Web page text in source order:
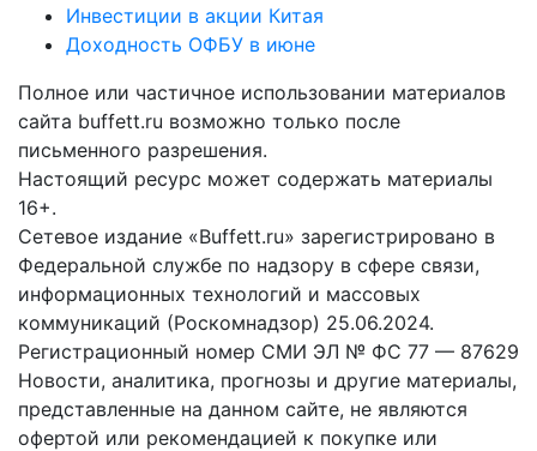
Инвестиции в акции Китая
Доходность ОФБУ в июне
Полное или частичное использовании материалов
сайта buffett.ru возможно только после
письменного разрешения.
Настоящий ресурс может содержать материалы
16+.
Сетевое издание «Buffett.ru» зарегистрировано в
Федеральной службе по надзору в сфере связи,
информационных технологий и массовых
коммуникаций (Роскомнадзор) 25.06.2024.
Регистрационный номер СМИ ЭЛ № ФС 77 — 87629
Новости, аналитика, прогнозы и другие материалы,
представленные на данном сайте, не являются
офертой или рекомендацией к покупке или